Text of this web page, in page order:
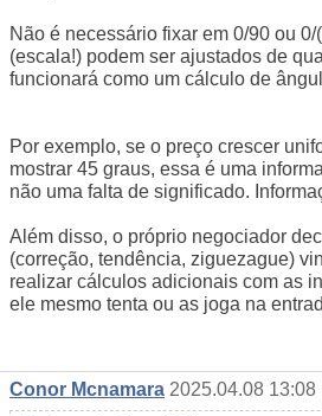
Não é necessário fixar em 0/90 ou
(escala!) podem ser ajustados de
funcionará como um cálculo de
Por exemplo, se o preço crescer
mostrar 45 graus, essa é uma
não uma falta de significado.
Além disso, o próprio negociador
(correção, tendência, ziguezague)
realizar cálculos adicionais com as
ele mesmo tenta ou as joga na
Conor Mcnamara 2025.04.08 13:08